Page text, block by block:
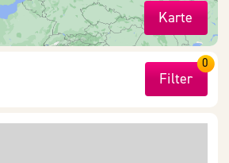
Karte
Filter
0